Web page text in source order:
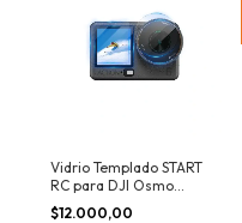
Vidrio Templado START
RC para DJI Osmo
Action 6
$12.000,00